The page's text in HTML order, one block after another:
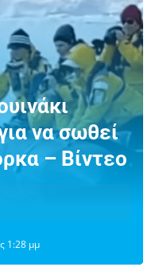
να σωθεί
– Βίντεο
1:28 μμ